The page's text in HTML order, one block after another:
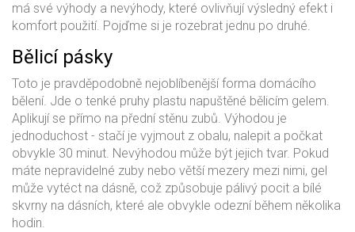
má své výhody a nevýhody, které ovlivňují výsledný efekt i
komfort použití. Pojďme si je rozebrat jednu po druhé.
Bělicí pásky
Toto je pravděpodobně nejoblíbenější forma domácího
bělení. Jde o tenké pruhy plastu napuštěné bělicím gelem.
Aplikují se přímo na přední stěnu zubů. Výhodou je
jednoduchost - stačí je vyjmout z obalu, nalepit a počkat
obvykle 30 minut. Nevýhodou může být jejich tvar. Pokud
máte nepravidelné zuby nebo větší mezery mezi nimi, gel
může vytéct na dásně, což způsobuje pálivý pocit a bílé
skvrny na dásních, které ale obvykle odezní během několika
hodin.